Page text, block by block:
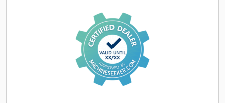
, 組み込みプログラムサイクル： 位置決め：スピンドルの位
置決め 穴あけ：単純穴、円上の穴 フライス穴：フライスによ
る穴加工 - 単純および円上 アーク：XY、XZ、YZ 平面のアーク
ポケット加工：矩形、円形、不規則 アイランド加工：矩形、円
形、不規則アイランドのフライス加工 プロファイル：矩形、円
形、不規則 ヘリカル加工：スパイラル沈み込み フライス加
工：X、Y、Z各軸の直線または任意の組み合わせ
Crjdpfxewtnxno Ap Hsf 彫刻：文字の彫刻 ねじ切り：タップ